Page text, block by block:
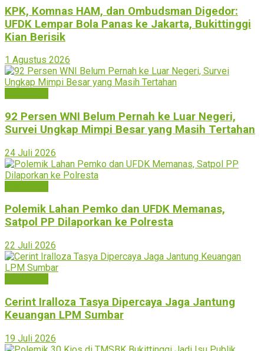
KPK, Komnas HAM, dan Ombudsman Digedor:
UFDK Lempar Bola Panas ke Jakarta, Bukittinggi
Kian Berisik
1 Agustus 2026
92 Persen WNI Belum Pernah ke Luar Negeri,
Survei Ungkap Mimpi Besar yang Masih Tertahan
24 Juli 2026
Polemik Lahan Pemko dan UFDK Memanas,
Satpol PP Dilaporkan ke Polresta
22 Juli 2026
Cerint Iralloza Tasya Dipercaya Jaga Jantung
Keuangan LPM Sumbar
19 Juli 2026